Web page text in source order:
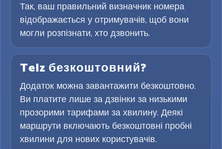
Так, ваш правильний визначник номера
відображається у отримувачів, щоб вони
могли розпізнати, хто дзвонить.
Telz безкоштовний?
Додаток можна завантажити безкоштовно.
Ви платите лише за дзвінки за низькими
прозорими тарифами за хвилину. Деякі
маршрути включають безкоштовні пробні
хвилини для нових користувачів.